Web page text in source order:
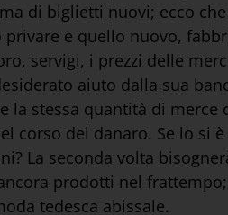
di biglietti nuovi; ecco
e quello nuovo,
servigi, i prezzi delle
aiuto dalla sua
la stessa quantità di
corso del danaro. Se lo si
La seconda volta
prodotti nel
tedesca abissale.